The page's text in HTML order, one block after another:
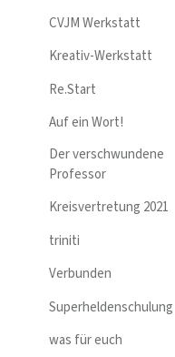
CVJM Werkstatt
Kreativ-Werkstatt
Re.Start
Auf ein Wort!
Der verschwundene
Professor
Kreisvertretung 2021
triniti
Verbunden
Superheldenschulung
was für euch